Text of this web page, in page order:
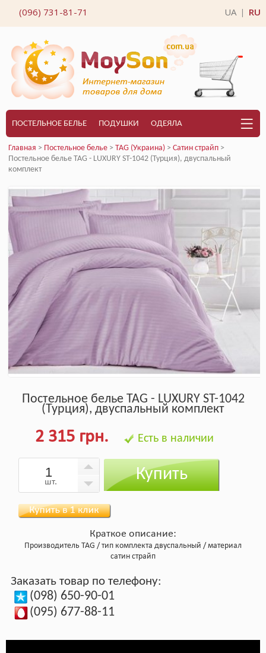
(096) 731-81-71 UA RU
ПОСТЕЛЬНОЕ БЕЛЬЕ ПОДУШКИ ОДЕЯЛА
Главная > Постельное белье > TAG (Украина) > Сатин страйп >
Постельное белье TAG - LUXURY ST-1042 (Турция), двуспальный
комплект
Постельное белье TAG - LUXURY ST-1042
(Турция), двуспальный комплект
2 315 грн. Есть в наличии
шт. Купить
Краткое описание:
Производитель TAG тип комплекта двуспальный
материал
сатин страйп
Заказать товар по телефону:
(098) 650-90-01
(095) 677-88-11